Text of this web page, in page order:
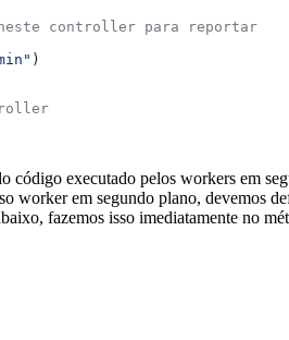
controller para reportar
)
código executado pelos workers em
worker em segundo plano, devemos
fazemos isso imediatamente no